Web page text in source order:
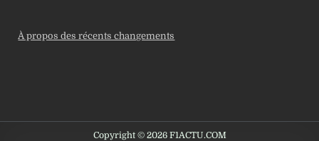
À propos des récents changements
Copyright © 2026 F1ACTU.COM